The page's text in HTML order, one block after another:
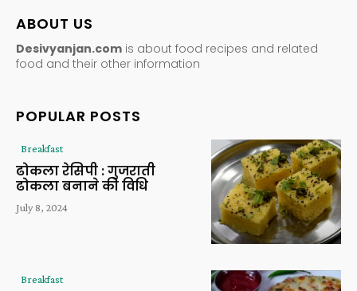
ABOUT US
Desivyanjan.com is about food recipes and related
food and their other information
POPULAR POSTS
Breakfast
ढोकला रेसिपी : गुजराती
ढोकला बनाने की विधि
July 8, 2024
Breakfast